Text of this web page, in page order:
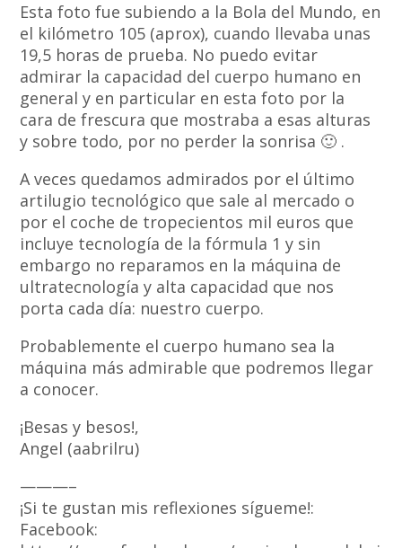
Esta foto fue subiendo a la Bola del Mundo, en
el kilómetro 105 (aprox), cuando llevaba unas
19,5 horas de prueba. No puedo evitar
admirar la capacidad del cuerpo humano en
general y en particular en esta foto por la
cara de frescura que mostraba a esas alturas
y sobre todo, por no perder la sonrisa 🙂 .
A veces quedamos admirados por el último
artilugio tecnológico que sale al mercado o
por el coche de tropecientos mil euros que
incluye tecnología de la fórmula 1 y sin
embargo no reparamos en la máquina de
ultratecnología y alta capacidad que nos
porta cada día: nuestro cuerpo.
Probablemente el cuerpo humano sea la
máquina más admirable que podremos llegar
a conocer.
¡Besas y besos!,
Angel (aabrilru)
———–
¡Si te gustan mis reflexiones sígueme!:
Facebook: